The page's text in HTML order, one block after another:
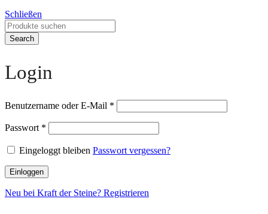
Schließen
Search
Login
Benutzername oder E-Mail *
Passwort *
Eingeloggt bleiben Passwort vergessen?
Einloggen
Neu bei Kraft der Steine? Registrieren